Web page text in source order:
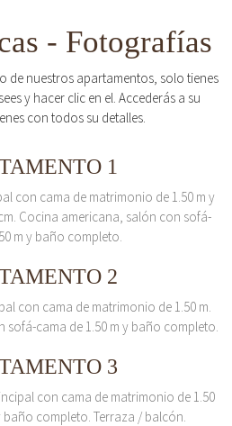
- Fotografías
de nuestros apartamentos, solo tienes
y hacer clic en el. Accederás a su
con todos su detalles.
1
con cama de matrimonio de 1.50 m y
Cocina americana, salón con sofá-
m y baño completo.
2
con cama de matrimonio de 1.50 m.
cama de 1.50 m y baño completo.
3
con cama de matrimonio de 1.50
baño completo. Terraza / balcón.